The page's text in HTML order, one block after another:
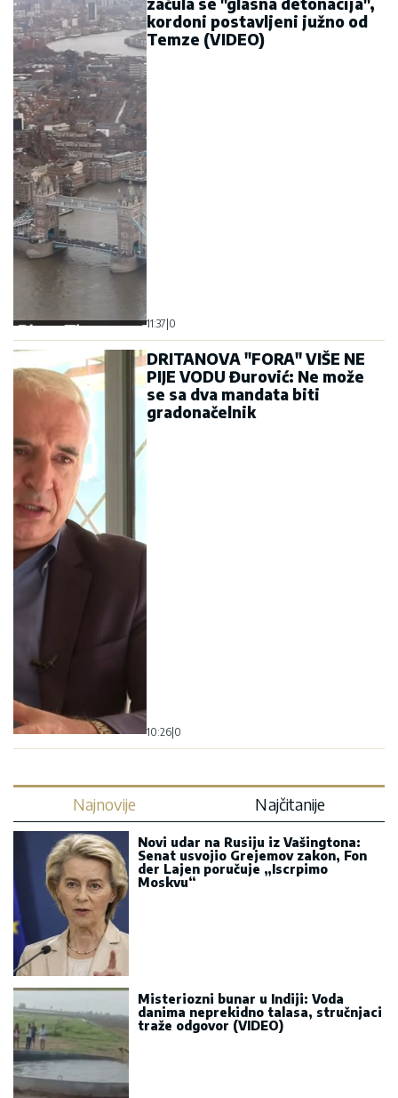
kordoni postavljeni južno od
Temze (VIDEO)
11:37 0
DRITANOVA "FORA" VIŠE NE
PIJE VODU Đurović: Ne može
se sa dva mandata biti
gradonačelnik
10:26 0
Najnovije Najčitanije
Novi udar na Rusiju iz Vašingtona:
Senat usvojio Grejemov zakon, Fon
der Lajen poručuje „Iscrpimo
Moskvu“
Misteriozni bunar u Indiji: Voda
danima neprekidno talasa, stručnjaci
traže odgovor (VIDEO)